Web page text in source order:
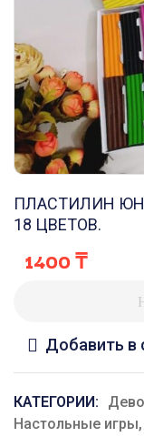
ПЛАСТИЛИН
18 ЦВЕТОВ.
1400₸
Добавить в
КАТЕГОРИИ:
Настольные игры,